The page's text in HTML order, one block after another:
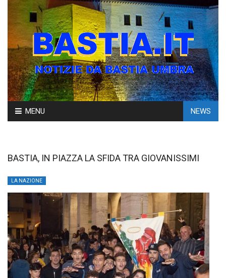
Skip
to
MENU NEWS
BASTIA, IN PIAZZA LA SFIDA TRA GIOVANISSIMI
LA NAZIONE